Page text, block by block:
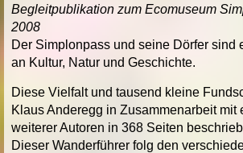
Begleitpublikation zum Ecomuseum
2008
Der Simplonpass und seine Dörfer sind
an Kultur, Natur und Geschichte.
Diese Vielfalt und tausend kleine
Klaus Anderegg in Zusammenarbeit mit
weiterer Autoren in 368 Seiten
Dieser Wanderführer folg den